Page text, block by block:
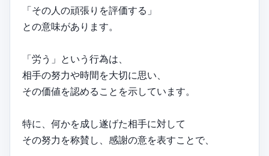
「その人の頑張りを評価する」
との意味があります。
「労う」という行為は、
相手の努力や時間を大切に思い、
その価値を認めることを示しています。
特に、何かを成し遂げた相手に対して
その努力を称賛し、感謝の意を表すことで、